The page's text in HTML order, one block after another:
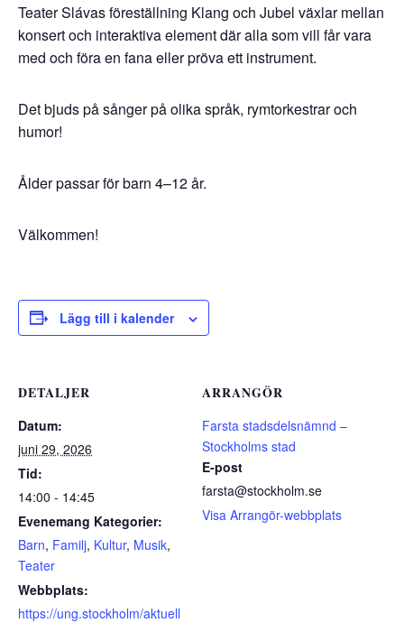
Teater Slávas föreställning Klang och Jubel växlar mellan
konsert och interaktiva element där alla som vill får vara
med och föra en fana eller pröva ett instrument.
Det bjuds på sånger på olika språk, rymtorkestrar och
humor!
Ålder passar för barn 4–12 år.
Välkommen!
Lägg till i kalender
DETALJER
Datum:
juni 29, 2026
Tid:
14:00 - 14:45
Evenemang Kategorier:
Barn, Familj, Kultur, Musik,
Teater
Webbplats:
https://ung.stockholm/aktuell
ARRANGÖR
Farsta stadsdelsnämnd –
Stockholms stad
E-post
farsta@stockholm.se
Visa Arrangör-webbplats